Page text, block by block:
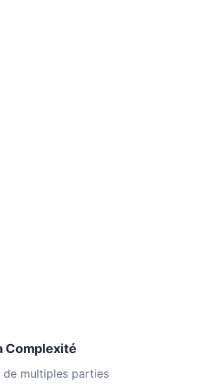
Complexité
de multiples parties